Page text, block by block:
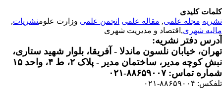
کلیدی
مجله علمی, مقاله علمی انجمن علمیوزارت علومنشریات,
شهری ,اقتصاد و مدیریت شهری
دفتر نشریه:
خیابان نلسون ماندلا - آفریقا، بلوار شهید ستاری،
کوچه مدیر، ساختمان مدیر - پلاک ۲، ط ۴، واحد ۱۵
تماس: ۸۸۶۵۹۰۰۷-۰۲۱
۸۸۶۵۹۰۰۴-۰۲۱